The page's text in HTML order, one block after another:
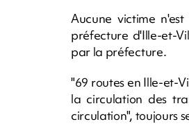
Aucune victime
préfecture d'Ille-et-
par la préfecture.
"69 routes en Ille-et-
la circulation des
circulation", toujours